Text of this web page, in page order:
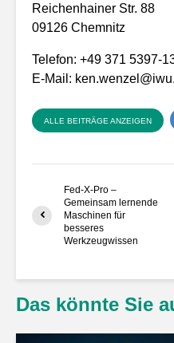
Reichenhainer Str. 88
09126 Chemnitz
Telefon: +49 371 5397-
E-Mail:
ALLE BEITRÄGE ANZEIGEN
Fed-X-Pro –
Gemeinsam lernende
Maschinen für
besseres
Werkzeugwissen
Das könnte Sie